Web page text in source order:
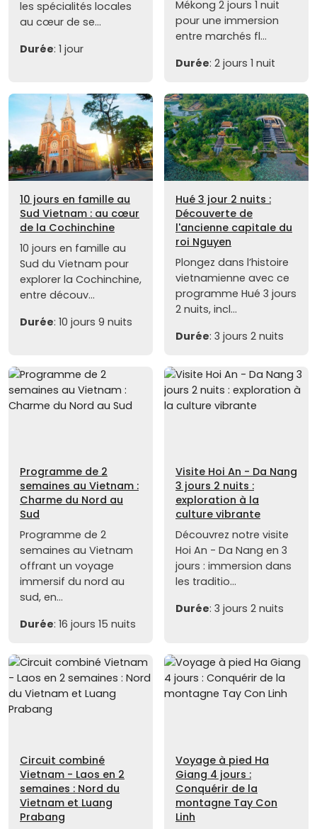
les spécialités locales
au cœur de se...
Durée: 1 jour
Mékong 2 jours 1 nuit
pour une immersion
entre marchés fl...
Durée: 2 jours 1 nuit
10 jours en famille au
Sud Vietnam : au cœur
de la Cochinchine
10 jours en famille au
Sud du Vietnam pour
explorer la Cochinchine,
entre découv...
Durée: 10 jours 9 nuits
Hué 3 jour 2 nuits :
Découverte de
l'ancienne capitale du
roi Nguyen
Plongez dans l’histoire
vietnamienne avec ce
programme Hué 3 jours
2 nuits, incl...
Durée: 3 jours 2 nuits
Programme de 2
semaines au Vietnam :
Charme du Nord au
Sud
Programme de 2
semaines au Vietnam
offrant un voyage
immersif du nord au
sud, en...
Durée: 16 jours 15 nuits
Visite Hoi An - Da Nang
3 jours 2 nuits :
exploration à la
culture vibrante
Découvrez notre visite
Hoi An - Da Nang en 3
jours : immersion dans
les traditio...
Durée: 3 jours 2 nuits
Circuit combiné
Vietnam - Laos en 2
semaines : Nord du
Vietnam et Luang
Prabang
Voyage à pied Ha
Giang 4 jours :
Conquérir de la
montagne Tay Con
Linh